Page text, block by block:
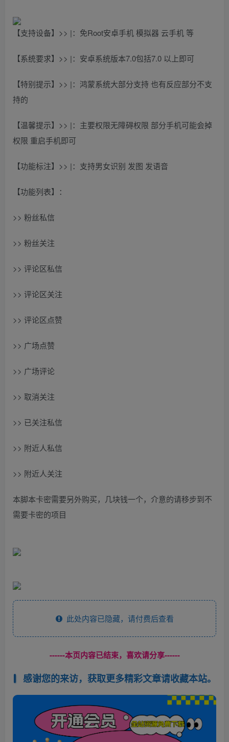
【支持设备】>> |：免Root安卓手机 模拟器 云手机 等
【系统要求】>> |：安卓系统版本7.0包括7.0 以上即可
【特别提示】>> |：鸿蒙系统大部分支持 也有反应部分不支
持的
【温馨提示】>> |：主要权限无障碍权限 部分手机可能会掉
权限 重启手机即可
【功能标注】>> |：支持男女识别 发图 发语音
【功能列表】：
>> 粉丝私信
>> 粉丝关注
>> 评论区私信
>> 评论区关注
>> 评论区点赞
>> 广场点赞
>> 广场评论
>> 取消关注
>> 已关注私信
>> 附近人私信
>> 附近人关注
本脚本卡密需要另外购买，几块钱一个，介意的请移步到不
需要卡密的项目
此处内容已隐藏，请付费后查看
------本页内容已结束，喜欢请分享------
感谢您的来访，获取更多精彩文章请收藏本站。